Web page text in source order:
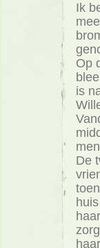
Ik
Op
is
De